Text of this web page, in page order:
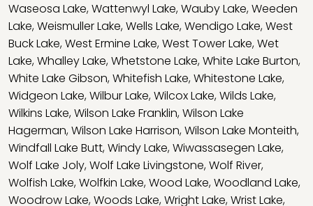
Waseosa Lake,Wattenwyl Lake,Wauby Lake,Weeden
Lake,Weismuller Lake,Wells Lake,Wendigo Lake,West
Buck Lake,West Ermine Lake,West Tower Lake,Wet
Lake,Whalley Lake,Whetstone Lake,White Lake Burton,
White Lake Gibson,Whitefish Lake,Whitestone Lake,
Widgeon Lake,Wilbur Lake,Wilcox Lake,Wilds Lake,
Wilkins Lake,Wilson Lake Franklin,Wilson Lake
Hagerman,Wilson Lake Harrison,Wilson Lake Monteith,
Windfall Lake Butt,Windy Lake,Wiwassasegen Lake,
Wolf Lake Joly,Wolf Lake Livingstone,Wolf River,
Wolfish Lake,Wolfkin Lake,Wood Lake,Woodland Lake,
Woodrow Lake,Woods Lake,Wright Lake,Wrist Lake,